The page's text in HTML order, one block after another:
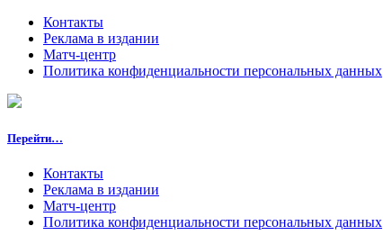
Контакты
Реклама в издании
Матч-центр
Политика конфиденциальности персональных данных
Перейти…
Контакты
Реклама в издании
Матч-центр
Политика конфиденциальности персональных данных